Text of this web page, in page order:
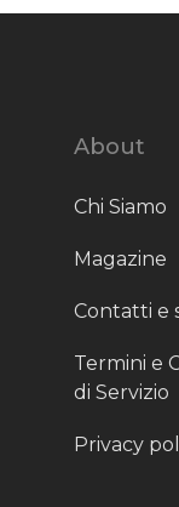
About
Chi Siamo
Magazine
Contatti e
Termini e
di Servizio
Privacy